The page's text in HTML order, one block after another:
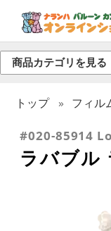
商品カテゴリを見る
トップ フィル
#020-85914
ラバブル